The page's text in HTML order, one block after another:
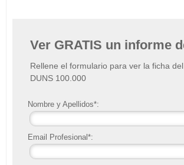
Ver GRATIS un informe
Rellene el formulario para ver la ficha
DUNS 100.000
Nombre y Apellidos*:
Email Profesional*: